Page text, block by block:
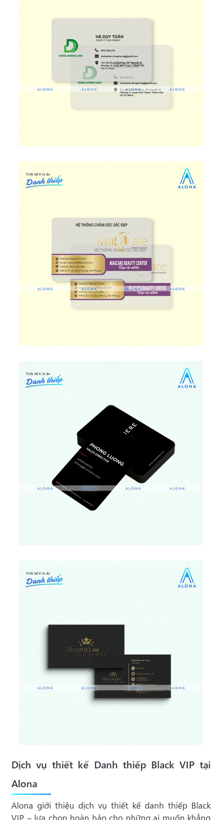
Dịch vụ thiết kế Danh thiếp Black VIP tại
Alona
Alona giới thiệu dịch vụ thiết kế danh thiếp Black
VIP – lựa chọn hoàn hảo cho những ai muốn khẳng